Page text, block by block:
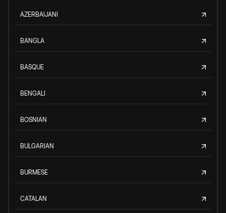
AZERBAIJANI
BANGLA
BASQUE
BENGALI
BOSNIAN
BULGARIAN
BURMESE
CATALAN